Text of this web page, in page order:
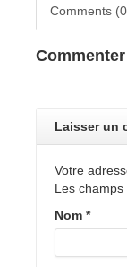
Comments
Commenter
Laisser un
Votre
Les
Nom *